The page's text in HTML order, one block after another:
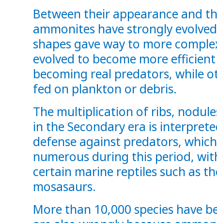
Between their appearance and
ammonites have strongly
shapes gave way to more
evolved to become more
becoming real predators, while
fed on plankton or debris.
The multiplication of ribs,
in the Secondary era is
defense against predators,
numerous during this period,
certain marine reptiles such as
mosasaurs.
More than 10,000 species have